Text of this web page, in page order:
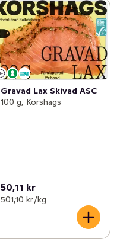
Gravad Lax Skivad ASC
100 g, Korshags
50,11 kr
501,10 kr /kg